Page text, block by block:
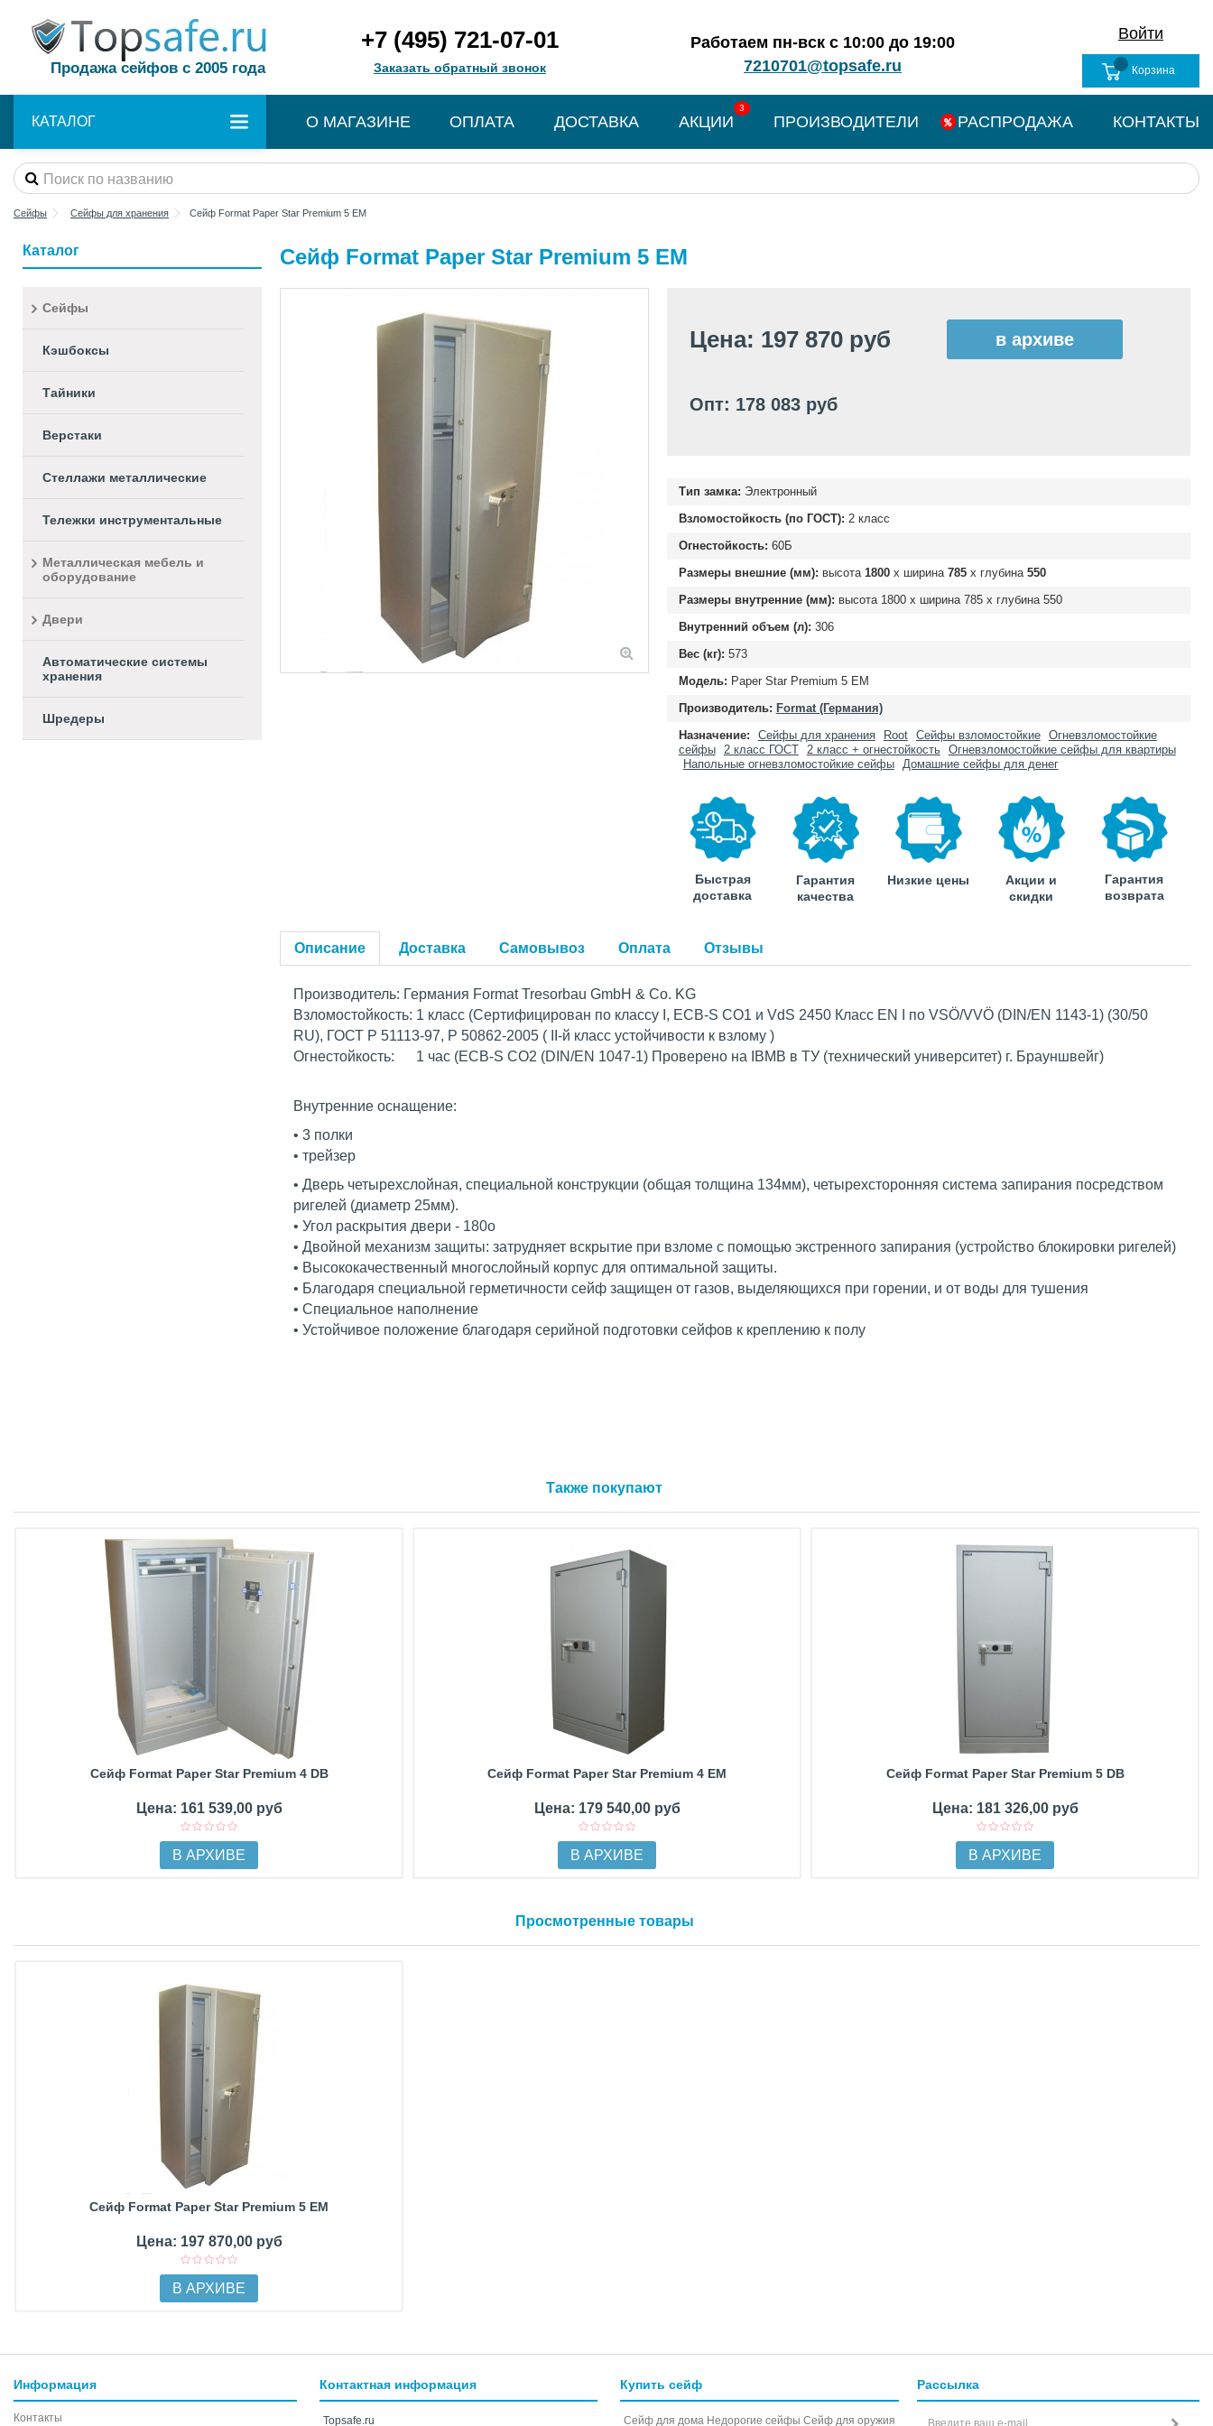
Продажа сейфов с 2005 года
Войти
Корзина
Работаем пн-вск с 10:00 до 19:00
7210701@topsafe.ru
+7 (495) 721-07-01
Заказать обратный звонок
КАТАЛОГ О МАГАЗИНЕ ОПЛАТА ДОСТАВКА
3
АКЦИИ ПРОИЗВОДИТЕЛИ РАСПРОДАЖА КОНТАКТЫ
Сейфы Сейфы для хранения Сейф Format Paper Star Premium 5 EM
Каталог
Сейфы
Кэшбоксы
Тайники
Верстаки
Стеллажи металлические
Тележки инструментальные
Металлическая мебель и
оборудование
Двери
Автоматические системы
хранения
Шредеры
Сейф Format Paper Star Premium 5 EM
Цена: 197 870 руб
Опт: 178 083 руб
в архиве
Тип замка: Электронный
Взломостойкость (по ГОСТ): 2 класс
Огнестойкость: 60Б
Размеры внешние (мм): высота 1800х ширина 785х глубина 550
Размеры внутренние (мм): высота 1800х ширина 785х глубина 550
Внутренний объем (л): 306
Вес (кг): 573
Модель: Paper Star Premium 5 EM
Производитель: Format (Германия)
Назначение:
Сейфы для хранения Root Сейфы взломостойкие
Огневзломостойкие
сейфы
2 класс ГОСТ 2 класс + огнестойкость
Огневзломостойкие сейфы для квартиры
Напольные огневзломостойкие сейфы
Домашние сейфы для денег
Быстрая
доставка
Гарантия
качества
Низкие цены
Акции и
скидки
Гарантия
возврата
Описание Доставка Самовывоз Оплата Отзывы
Производитель: Германия Format Tresorbau GmbH & Co. KG
Взломостойкость: 1 класс (Сертифицирован по классу I, ECB-S CO1 и VdS 2450 Класс EN I по VSÖ/VVÖ (DIN/EN 1143-1) (30/50
RU), ГОСТ Р 51113-97, Р 50862-2005 ( II-й класс устойчивости к взлому )
Огнестойкость: 1 час (ECB-S CO2 (DIN/EN 1047-1) Проверено на IBMB в ТУ (технический университет) г. Брауншвейг)
Внутренние оснащение:
• 3 полки
• трейзер
• Дверь четырехслойная, специальной конструкции (общая толщина 134мм), четырехсторонняя система запирания посредством
ригелей (диаметр 25мм).
• Угол раскрытия двери - 180o
• Двойной механизм защиты: затрудняет вскрытие при взломе с помощью экстренного запирания (устройство блокировки ригелей)
• Высококачественный многослойный корпус для оптимальной защиты.
• Благодаря специальной герметичности сейф защищен от газов, выделяющихся при горении, и от воды для тушения
• Специальное наполнение
• Устойчивое положение благодаря серийной подготовки сейфов к креплению к полу
Также покупают
Сейф Format Paper Star Premium 4 DB
Цена: 161 539,00 руб
В АРХИВЕ
Сейф Format Paper Star Premium 4 EM
Цена: 179 540,00 руб
В АРХИВЕ
Сейф Format Paper Star Premium 5 DB
Цена: 181 326,00 руб
В АРХИВЕ
Просмотренные товары
Сейф Format Paper Star Premium 5 EM
Цена: 197 870,00 руб
В АРХИВЕ
Информация
Контакты
Контактная информация
Topsafe.ru
Купить сейф
Сейф для дома Недорогие сейфы Сейф для оружия
Рассылка